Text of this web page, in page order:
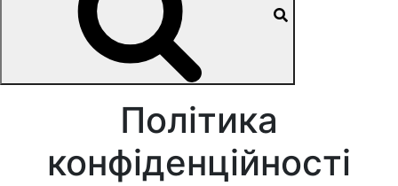
Політика
конфіденційності